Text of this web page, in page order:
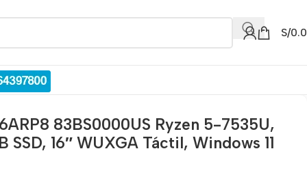
S/
83BS0000US Ryzen 5-7535U,
SSD, 16″ WUXGA Táctil, Windows 11